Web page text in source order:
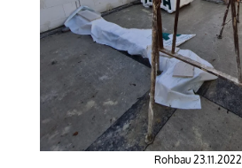
Rohbau 23.11.2022